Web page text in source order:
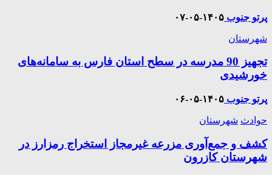
پرتو جنوب ۱۴۰۵-۰۵-۰۷
شهرستان
تجهیز 90 مدرسه در سطح استان فارس به سامانه‌های
خورشیدی
پرتو جنوب ۱۴۰۵-۰۵-۰۶
حوادث شهرستان
کشف و جمع‌آوری مزرعه غیرمجاز استخراج رمز‌ارز در
شهرستان کازرون